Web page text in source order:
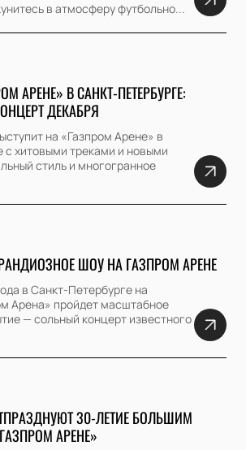
в атмосферу футбольно...
АРЕНЕ» В САНКТ-ПЕТЕРБУРГЕ:
ДЕКАБРЯ
на «Газпром Арене» в
с хитовыми треками и новыми
стиль и многогранное
ШОУ НА ГАЗПРОМ АРЕНЕ
в Санкт-Петербурге на
Арена» пройдет масштабное
— сольный концерт известного
30-ЛЕТИЕ БОЛЬШИМ
АРЕНЕ»